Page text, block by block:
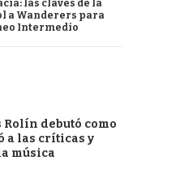
las claves de la
a Wanderers para
Intermedio
debutó como
a las críticas y
música